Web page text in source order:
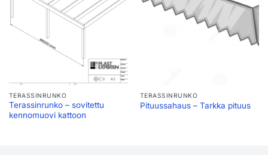
TERASSINRUNKO
Terassinrunko – sovitettu
kennomuovi kattoon
TERASSINRUNKO
Pituussahaus – Tarkka pituus